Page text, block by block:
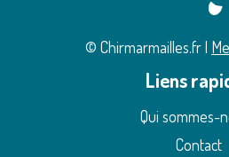
© Chirmarmailles.fr |
Liens
Qui sommes-
Contact